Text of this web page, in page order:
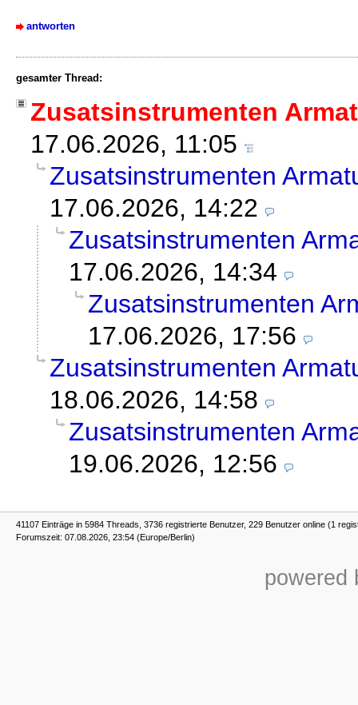
antworten
gesamter Thread:
Zusatsinstrumenten
17.06.2026, 11:05
Zusatsinstrumenten
17.06.2026, 14:22
Zusatsinstrumenten
17.06.2026, 14:34
Zusatsinstrumenten
17.06.2026, 17:56
Zusatsinstrumenten
18.06.2026, 14:58
Zusatsinstrumenten
19.06.2026, 12:56
41107 Einträge in 5984 Threads, 3736 registrierte Benutzer, 229 Benutzer online (1
Forumszeit: 07.08.2026, 23:54 (Europe/Berlin)
powered